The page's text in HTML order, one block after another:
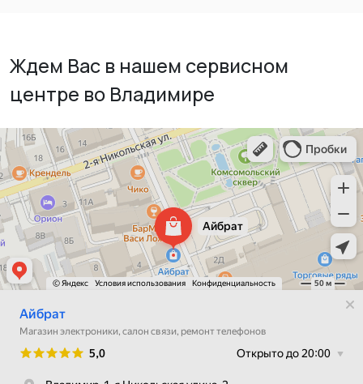
Ждем Вас в нашем сервисном
центре во Владимире